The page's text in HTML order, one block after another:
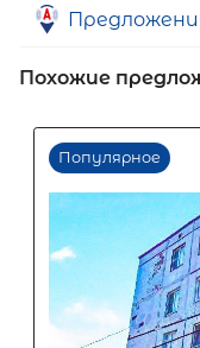
Первый взнос
10 20
Похожие